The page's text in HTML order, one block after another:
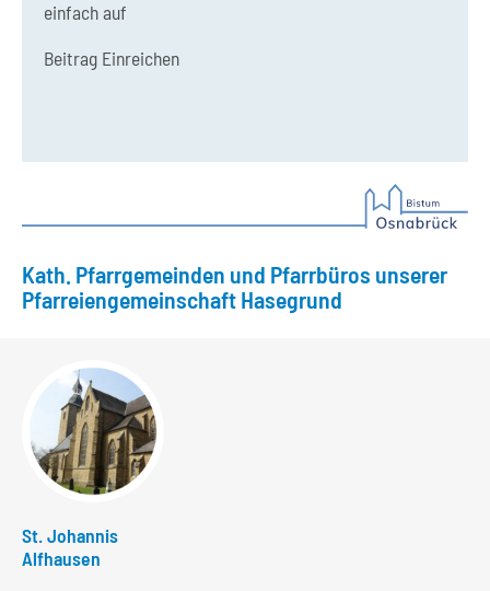
einfach auf
Beitrag Einreichen
Kath. Pfarrgemeinden und Pfarrbüros unserer
Pfarreiengemeinschaft Hasegrund
St. Johannis
Alfhausen